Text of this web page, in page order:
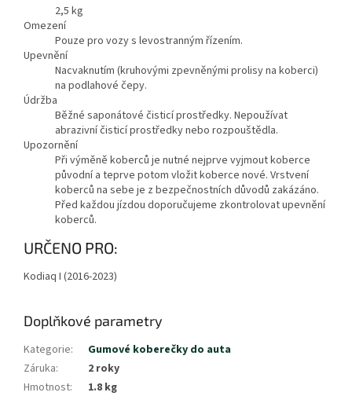
2,5 kg
Omezení
Pouze pro vozy s levostranným řízením.
Upevnění
Nacvaknutím (kruhovými zpevněnými prolisy na koberci)
na podlahové čepy.
Údržba
Běžné saponátové čisticí prostředky. Nepoužívat
abrazivní čisticí prostředky nebo rozpouštědla.
Upozornění
Při výměně koberců je nutné nejprve vyjmout koberce
původní a teprve potom vložit koberce nové. Vrstvení
koberců na sebe je z bezpečnostních důvodů zakázáno.
Před každou jízdou doporučujeme zkontrolovat upevnění
koberců.
URČENO PRO:
Kodiaq I (2016-2023)
Doplňkové parametry
Kategorie:
Gumové koberečky do auta
Záruka:
2 roky
Hmotnost:
1.8 kg